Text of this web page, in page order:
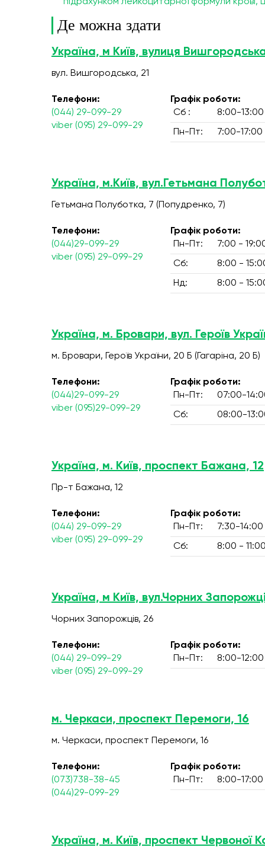
Де можна здати
Україна, м Київ, вулиця
вул. Вишгородська, 21
Телефони:
(044) 29-099-29
viber (095) 29-099-29
Графік роботи:
Сб :
8:00-13:00
Пн-Пт: 7:00-17:00
Україна, м.Київ, вул.Гетьмана
Гетьмана Полуботка, 7 (Попудренко, 7)
Телефони:
(044)29-099-29
viber (095) 29-099-29
Графік роботи:
Пн-Пт:
7:00 -
Сб: 8:00 -
Нд: 8:00 -
Україна, м. Бровари, вул. Героїв
м. Бровари, Героїв України, 20 Б (Гагаріна, 20 Б)
Телефони:
(044)29-099-29
viber (095)29-099-29
Графік роботи:
Пн-Пт:
07:00-
Сб: 08:00-
Україна, м. Київ, проспект Бажана, 12
Пр-т Бажана, 12
Телефони:
(044) 29-099-29
viber (095) 29-099-29
Графік роботи:
Пн-Пт:
7:30-14:00
Сб: 8:00 - 11:00
Україна, м Київ, вул.Чорних
Чорних Запорожців, 26
Телефони:
(044) 29-099-29
viber (095) 29-099-29
Графік роботи:
Пн-Пт:
8:00-12:00
м. Черкаси, проспект Перемоги, 16
м. Черкаси, проспект Перемоги, 16
Телефони:
(073)738-38-45
(044)29-099-29
Графік роботи:
Пн-Пт:
8:00-17:00
Україна, м. Київ, проспект Червоної